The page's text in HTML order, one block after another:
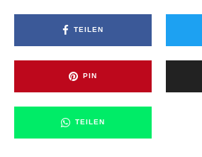
TEILEN
PIN
TEILEN